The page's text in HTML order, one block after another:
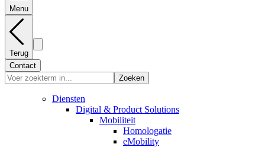
Menu
Terug
Contact
Zoeken
Diensten
Digital & Product Solutions
Mobiliteit
Homologatie
eMobility